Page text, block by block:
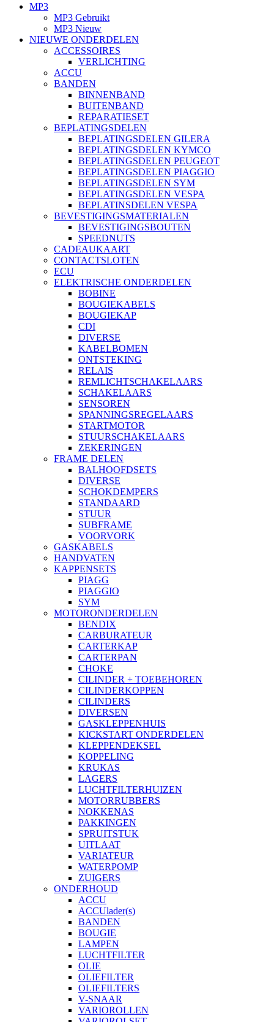
MP3
MP3 Gebruikt
MP3 Nieuw
NIEUWE ONDERDELEN
ACCESSOIRES
VERLICHTING
ACCU
BANDEN
BINNENBAND
BUITENBAND
REPARATIESET
BEPLATINGSDELEN
BEPLATINGSDELEN GILERA
BEPLATINGSDELEN KYMCO
BEPLATINGSDELEN PEUGEOT
BEPLATINGSDELEN PIAGGIO
BEPLATINGSDELEN SYM
BEPLATINGSDELEN VESPA
BEPLATINSDELEN VESPA
BEVESTIGINGSMATERIALEN
BEVESTIGINGSBOUTEN
SPEEDNUTS
CADEAUKAART
CONTACTSLOTEN
ECU
ELEKTRISCHE ONDERDELEN
BOBINE
BOUGIEKABELS
BOUGIEKAP
CDI
DIVERSE
KABELBOMEN
ONTSTEKING
RELAIS
REMLICHTSCHAKELAARS
SCHAKELAARS
SENSOREN
SPANNINGSREGELAARS
STARTMOTOR
STUURSCHAKELAARS
ZEKERINGEN
FRAME DELEN
BALHOOFDSETS
DIVERSE
SCHOKDEMPERS
STANDAARD
STUUR
SUBFRAME
VOORVORK
GASKABELS
HANDVATEN
KAPPENSETS
PIAGG
PIAGGIO
SYM
MOTORONDERDELEN
BENDIX
CARBURATEUR
CARTERKAP
CARTERPAN
CHOKE
CILINDER + TOEBEHOREN
CILINDERKOPPEN
CILINDERS
DIVERSEN
GASKLEPPENHUIS
KICKSTART ONDERDELEN
KLEPPENDEKSEL
KOPPELING
KRUKAS
LAGERS
LUCHTFILTERHUIZEN
MOTORRUBBERS
NOKKENAS
PAKKINGEN
SPRUITSTUK
UITLAAT
VARIATEUR
WATERPOMP
ZUIGERS
ONDERHOUD
ACCU
ACCUlader(s)
BANDEN
BOUGIE
LAMPEN
LUCHTFILTER
OLIE
OLIEFILTER
OLIEFILTERS
V-SNAAR
VARIOROLLEN